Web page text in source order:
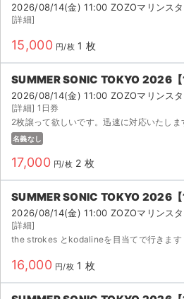
サイト情報
チケットジャム利用規約
2026/08/14(金) 11:00 ZOZOマリンス
[詳細]
15,000 円/枚 1 枚
SUMMER SONIC TOKYO 2026【
2026/08/14(金) 11:00 ZOZOマリンス
[詳細] 1日券
2枚譲って欲しいです。迅速に対応いたしま
名義なし
17,000 円/枚 2 枚
SUMMER SONIC TOKYO 2026【
2026/08/14(金) 11:00 ZOZOマリンス
[詳細]
16,000 円/枚 1 枚